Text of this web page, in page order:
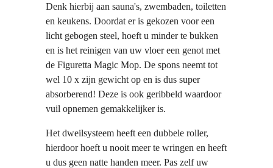
Denk hierbij aan sauna's, zwembaden, toiletten
en keukens. Doordat er is gekozen voor een
licht gebogen steel, hoeft u minder te bukken
en is het reinigen van uw vloer een genot met
de Figuretta Magic Mop. De spons neemt tot
wel 10 x zijn gewicht op en is dus super
absorberend! Deze is ook geribbeld waardoor
vuil opnemen gemakkelijker is.
Het dweilsysteem heeft een dubbele roller,
hierdoor hoeft u nooit meer te wringen en heeft
u dus geen natte handen meer. Pas zelf uw